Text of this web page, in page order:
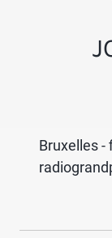
Bruxelles -